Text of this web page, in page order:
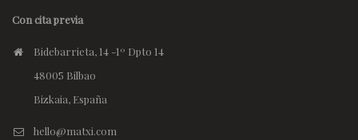
Con cita previa
Bidebarrieta, 14 -1º Dpto 14
48005 Bilbao
Bizkaia, España
hello@matxi.com